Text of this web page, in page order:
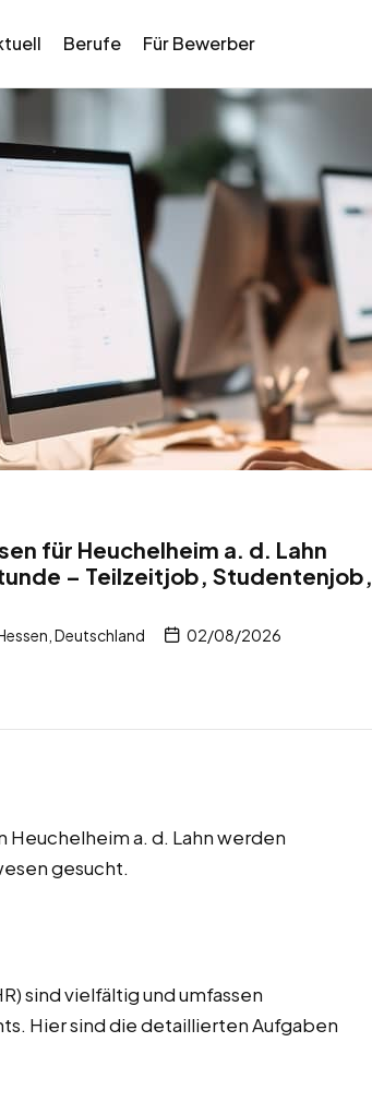
Berufe Für Bewerber
für Heuchelheim a. d. Lahn
– Teilzeitjob, Studentenjob,
Deutschland 02/08/2026
a. d. Lahn werden
gesucht.
sind vielfältig und umfassen
Hier sind die detaillierten Aufgaben